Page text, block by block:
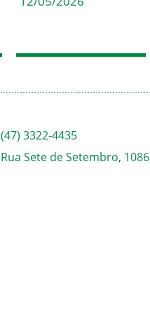
(47) 3322-4435
Rua Sete de Setembro, 1086